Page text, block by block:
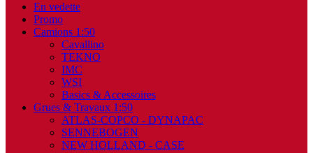
En vedette
Promo
Camions 1:50
Cavallino
TEKNO
IMC
WSI
Basics & Accessoires
Grues & Travaux 1:50
ATLAS-COPCO - DYNAPAC
SENNEBOGEN
NEW HOLLAND - CASE